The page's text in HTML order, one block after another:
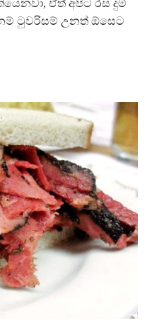
ඒත් අපිට රස දුම්
ටුවරිසම් උනත් ඕසෙට